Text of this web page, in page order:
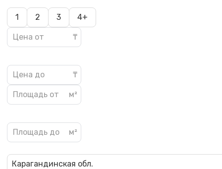
1 2 3 4+
Карагандинская обл.